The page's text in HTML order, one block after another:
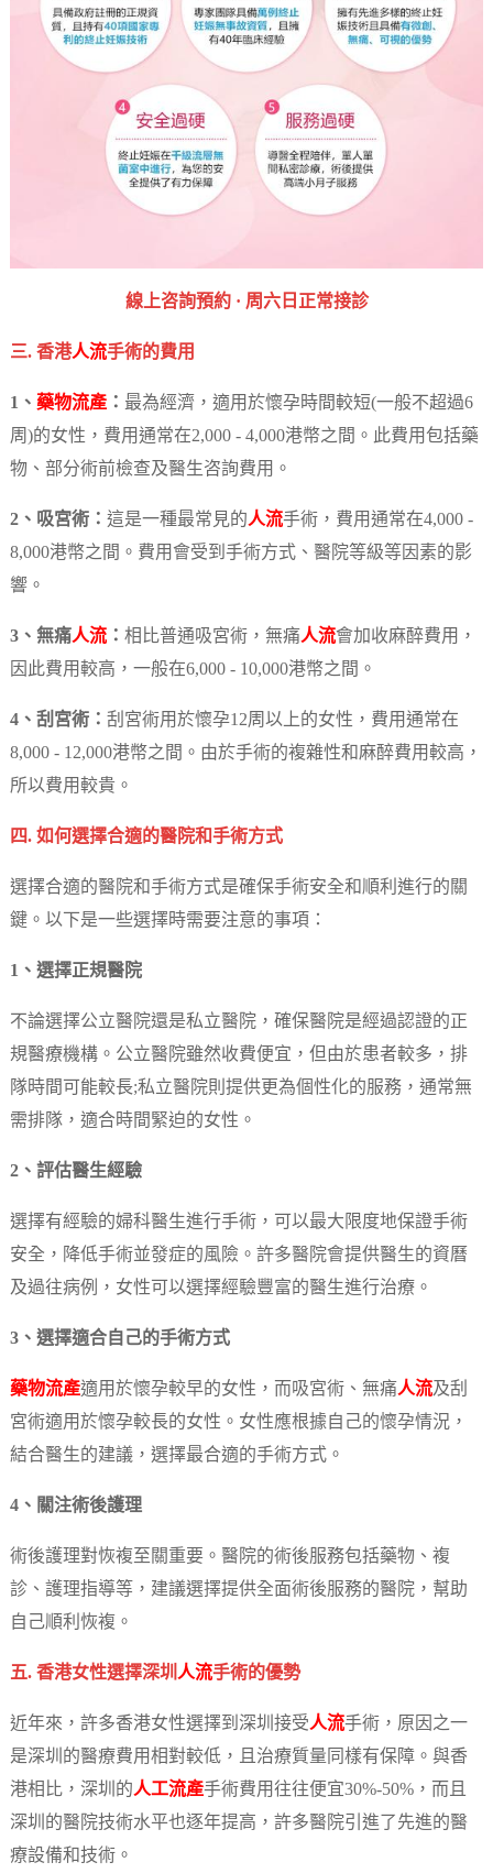
‎線上咨詢預約 · ‎周六日正常接診
三. 香港人流手術的費用
1、 藥物流產： 最為經濟，適用於懷孕時間較短(一般不超過6
周)的女性，費用通常在2,000 - 4,000港幣之間。此費用包括藥
物、部分術前檢查及醫生咨詢費用。
2、吸宮術： 這是一種最常見的人流手術，費用通常在4,000 -
8,000港幣之間。費用會受到手術方式、醫院等級等因素的影
響。
3、無痛人流： 相比普通吸宮術，無痛人流會加收麻醉費用，
因此費用較高，一般在6,000 - 10,000港幣之間。
4、刮宮術： 刮宮術用於懷孕12周以上的女性，費用通常在
8,000 - 12,000港幣之間。由於手術的複雜性和麻醉費用較高，
所以費用較貴。
四. 如何選擇合適的醫院和手術方式
選擇合適的醫院和手術方式是確保手術安全和順利進行的關
鍵。以下是一些選擇時需要注意的事項：
1、選擇正規醫院
不論選擇公立醫院還是私立醫院，確保醫院是經過認證的正
規醫療機構。公立醫院雖然收費便宜，但由於患者較多，排
隊時間可能較長;私立醫院則提供更為個性化的服務，通常無
需排隊，適合時間緊迫的女性。
2、評估醫生經驗
選擇有經驗的婦科醫生進行手術，可以最大限度地保證手術
安全，降低手術並發症的風險。許多醫院會提供醫生的資曆
及過往病例，女性可以選擇經驗豐富的醫生進行治療。
3、選擇適合自己的手術方式
藥物流產適用於懷孕較早的女性，而吸宮術、無痛人流及刮
宮術適用於懷孕較長的女性。女性應根據自己的懷孕情況，
結合醫生的建議，選擇最合適的手術方式。
4、關注術後護理
術後護理對恢複至關重要。醫院的術後服務包括藥物、複
診、護理指導等，建議選擇提供全面術後服務的醫院，幫助
自己順利恢複。
五. 香港女性選擇深圳 人流手術的優勢
近年來，許多香港女性選擇到深圳接受人流手術，原因之一
是深圳的醫療費用相對較低，且治療質量同樣有保障。與香
港相比，深圳的人工流產手術費用往往便宜30%-50%，而且
深圳的醫院技術水平也逐年提高，許多醫院引進了先進的醫
療設備和技術。